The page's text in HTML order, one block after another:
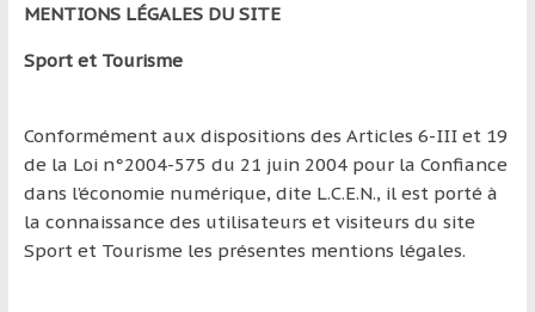
le
tourisme
s’adresse
aux
voyageurs
ponctuels
ou
MENTIONS LÉGALES DU SITE
Sport et Tourisme
Conformément aux dispositions des Articles 6-III et 19
de la Loi n°2004-575 du 21 juin 2004 pour la Confiance
dans l’économie numérique, dite L.C.E.N., il est porté à
la connaissance des utilisateurs et visiteurs du site
Sport et Tourisme les présentes mentions légales.